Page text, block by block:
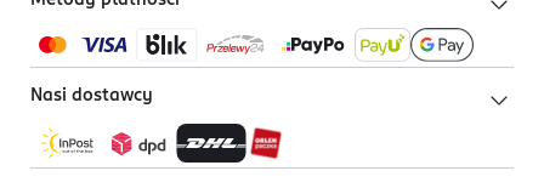
Nasi dostawcy